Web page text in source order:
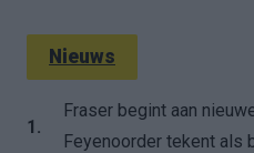
Nieuws
1.
Fraser begint aan
Feyenoorder tekent als